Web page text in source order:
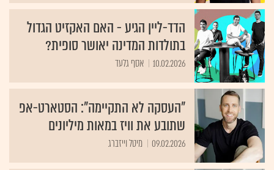
הדד-ליין הגיע - האם האקזיט הגדול
בתולדות המדינה יאושר סופית?
10.02.2026 אסף גלעד
"העסקה לא התקיימה": הסטארט-אפ
שתובע את וויז במאות מיליונים
09.02.2026 מיטל וייזברג